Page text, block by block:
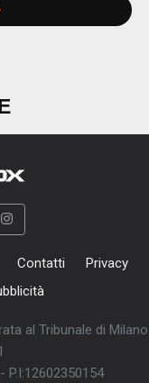
Contatti
Privacy
al Tribunale di Milano
P.I:12602350154